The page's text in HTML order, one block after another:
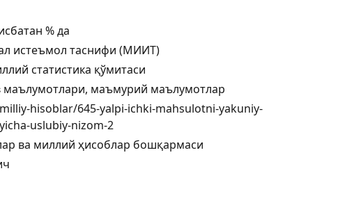
% да
истеъмол таснифи (МИИТ)
статистика қўмитаси
маълумотлари, маъмурий маълумотлар
hisoblar/645-yalpi-ichki-mahsulotni-yakuniy-
uslubiy-nizom-2
ва миллий ҳисоблар бошқармаси